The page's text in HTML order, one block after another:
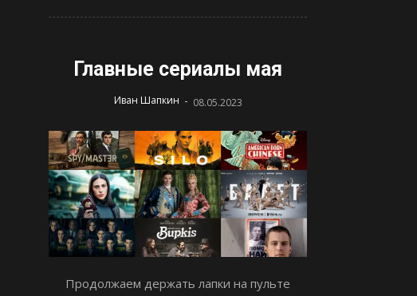
Главные сериалы мая
Иван Шапкин - 08.05.2023
Продолжаем держать лапки на пульте